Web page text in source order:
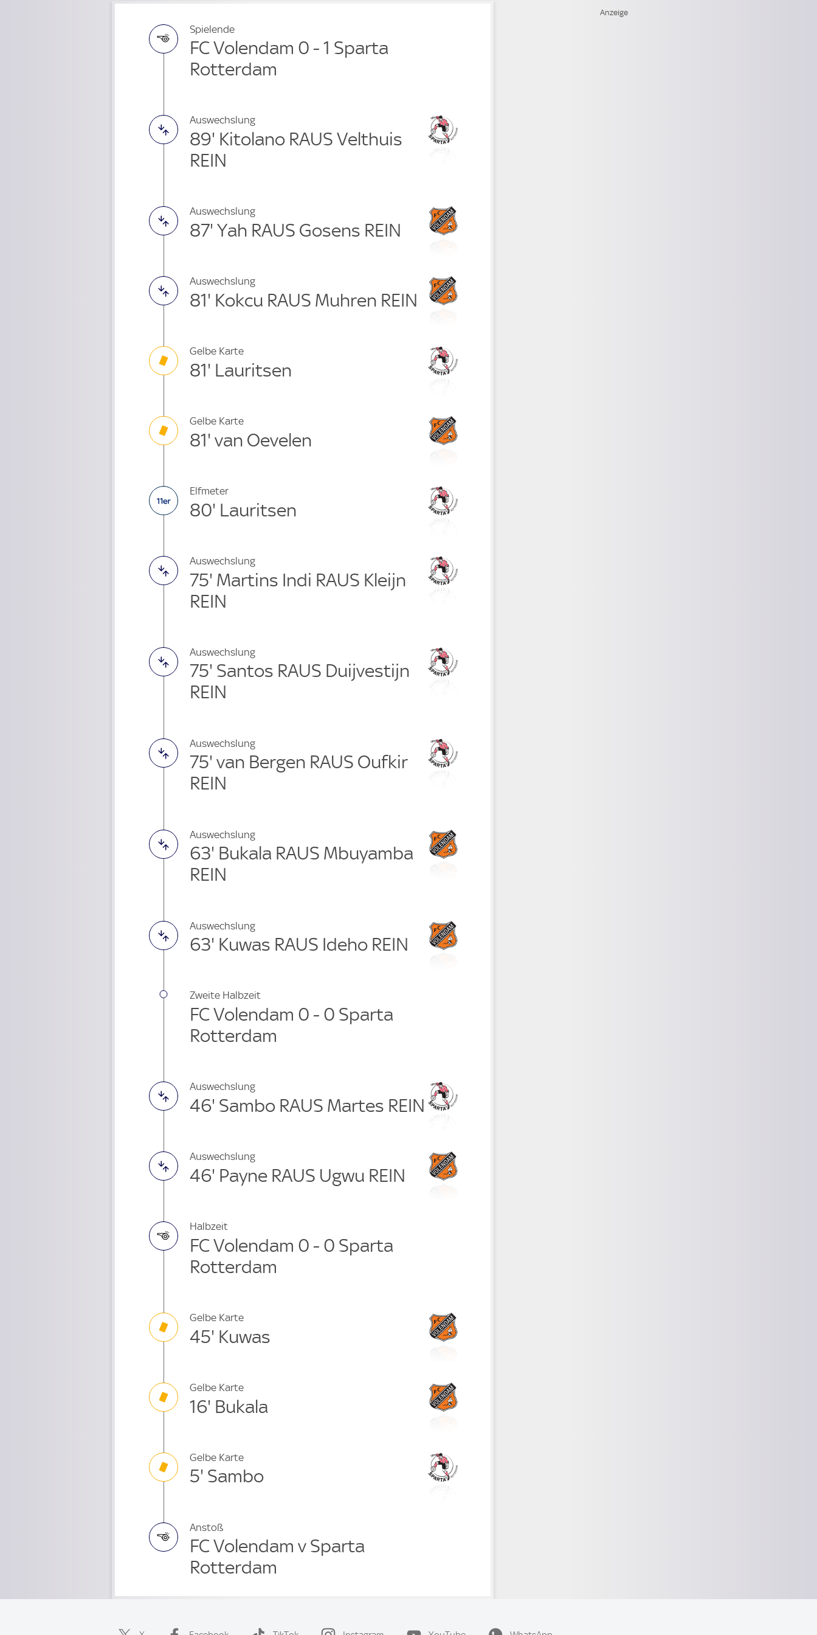
Spielende
FC Volendam 0 - 1 Sparta
Rotterdam
Auswechslung
89' Kitolano RAUS Velthuis
REIN
Auswechslung
87' Yah RAUS Gosens REIN
Auswechslung
81' Kokcu RAUS Muhren REIN
Gelbe Karte
81' Lauritsen
Gelbe Karte
81' van Oevelen
Elfmeter
80' Lauritsen
Auswechslung
75' Martins Indi RAUS Kleijn
REIN
Auswechslung
75' Santos RAUS Duijvestijn
REIN
Auswechslung
75' van Bergen RAUS Oufkir
REIN
Auswechslung
63' Bukala RAUS Mbuyamba
REIN
Auswechslung
63' Kuwas RAUS Ideho REIN
Zweite Halbzeit
FC Volendam 0 - 0 Sparta
Rotterdam
Auswechslung
46' Sambo RAUS Martes REIN
Auswechslung
46' Payne RAUS Ugwu REIN
Halbzeit
FC Volendam 0 - 0 Sparta
Rotterdam
Gelbe Karte
45' Kuwas
Gelbe Karte
16' Bukala
Gelbe Karte
5' Sambo
Anstoß
FC Volendam v Sparta
Rotterdam